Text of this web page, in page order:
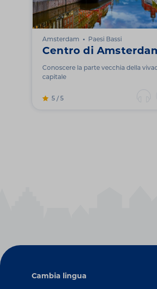
Amsterdam Paesi Bassi
Centro di
Conoscere la parte vecchia della
capitale
5 / 5
Cambia lingua